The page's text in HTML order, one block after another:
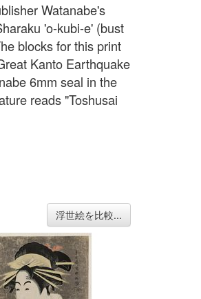
Watanabe's
'o-kubi-e' (bust
blocks for this print
Kanto Earthquake
6mm seal in the
reads "Toshusai
浮世絵を比較...